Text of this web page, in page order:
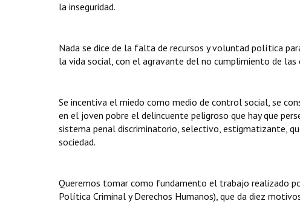
la inseguridad.
Nada se dice de la falta de recursos y voluntad política
la vida social, con el agravante del no cumplimiento de
Se incentiva el miedo como medio de control social, se
en el joven pobre el delincuente peligroso que hay que
sistema penal discriminatorio, selectivo, estigmatizante,
sociedad.
Queremos tomar como fundamento el trabajo realizado
Política Criminal y Derechos Humanos), que da diez